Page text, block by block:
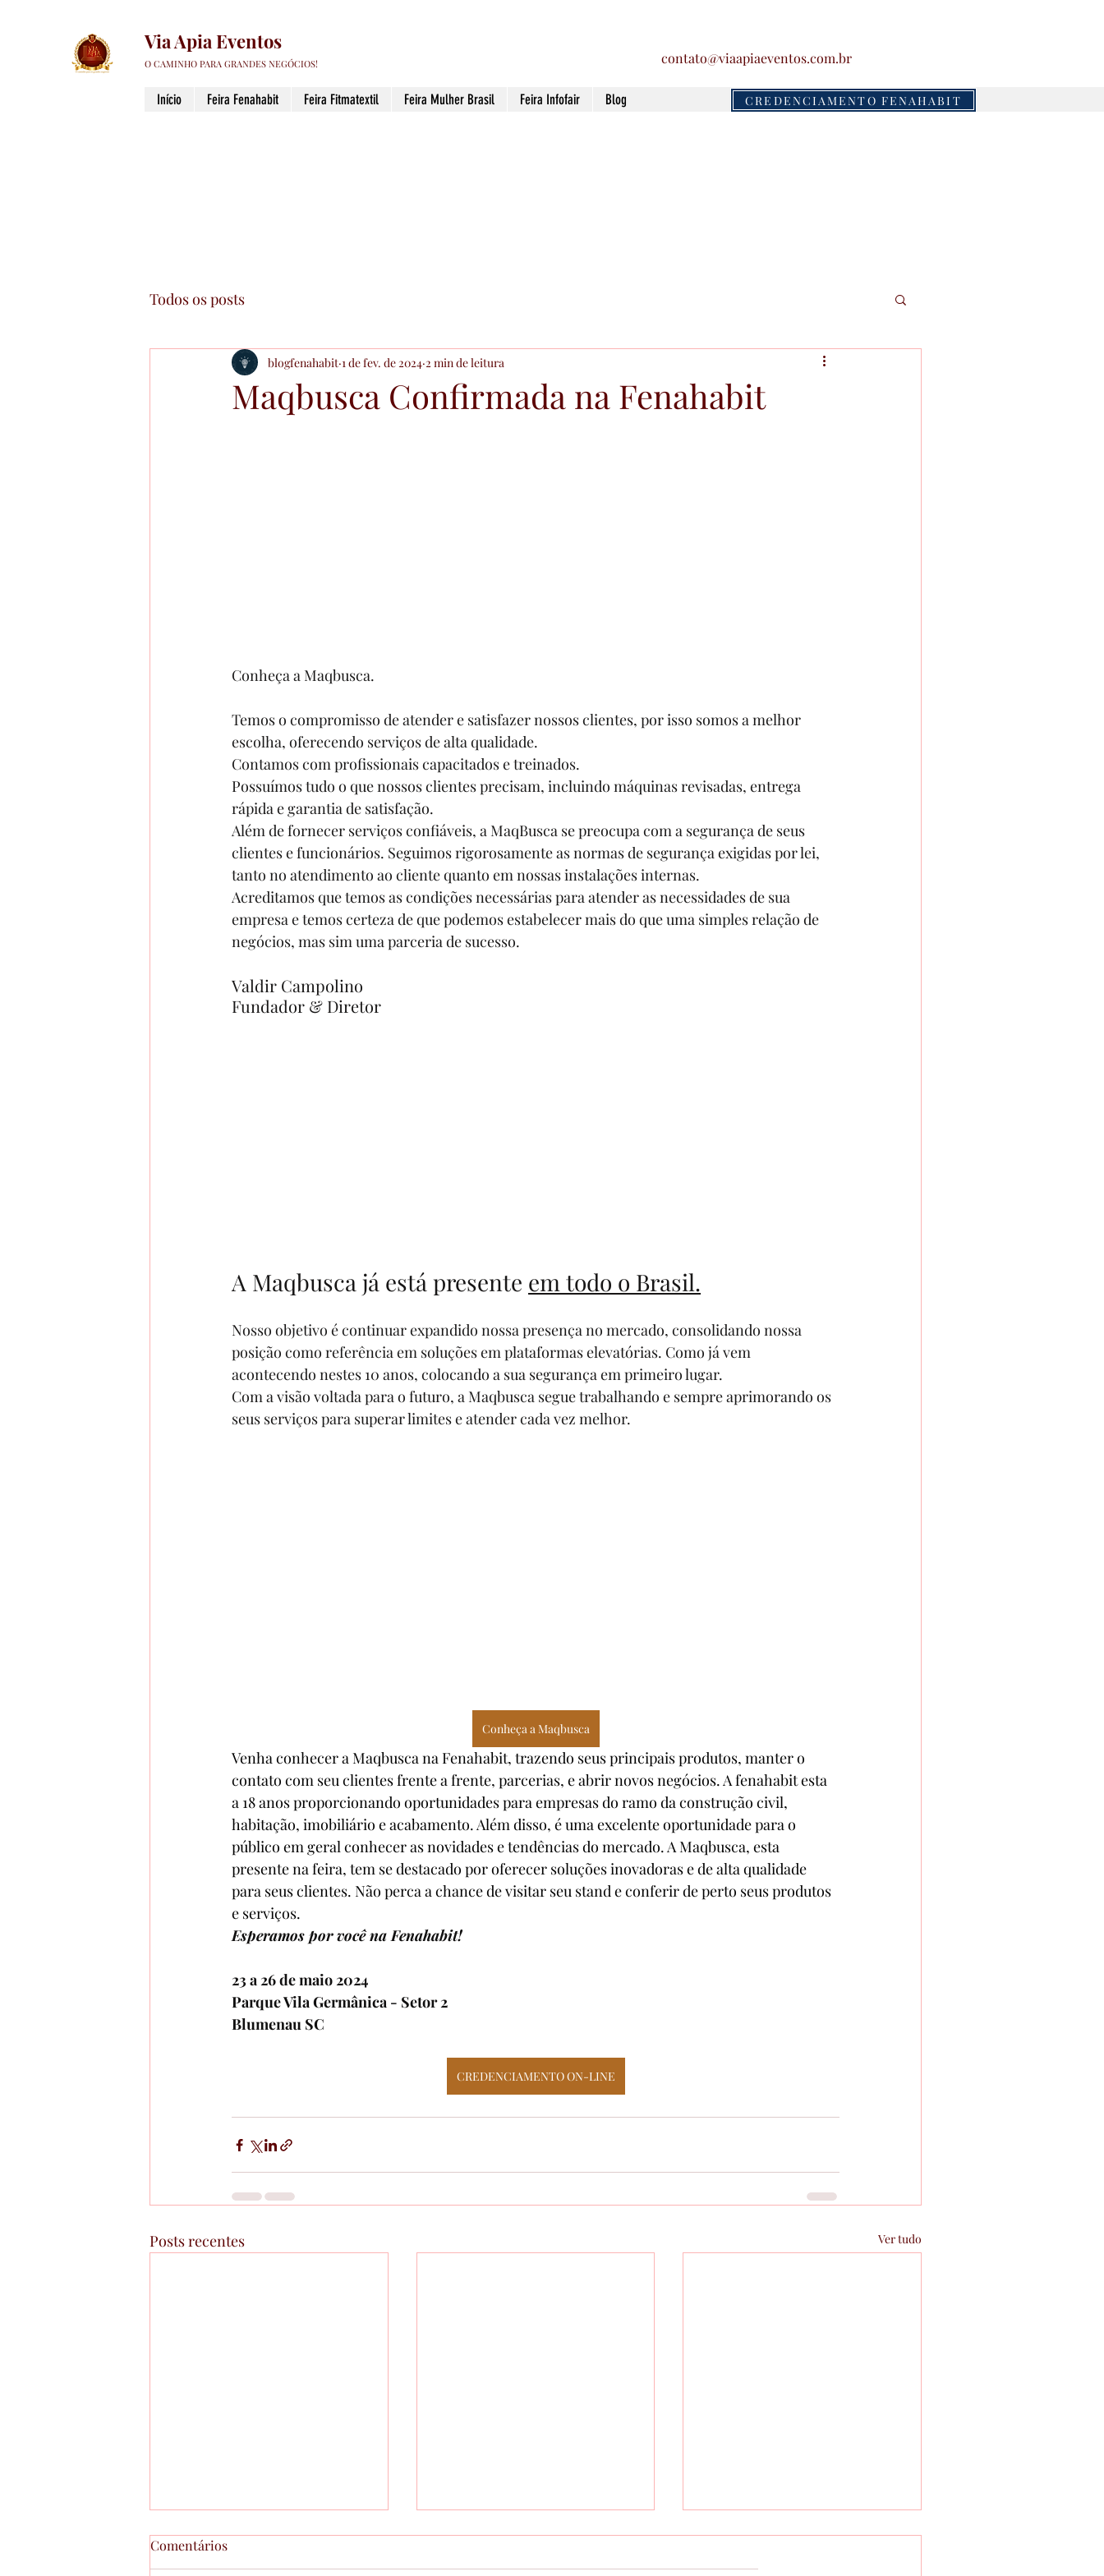
Via Apia Eventos
O CAMINHO PARA GRANDES NEGÓCIOS! contato@viaapiaeventos.com.br
Início Feira Fenahabit Feira Fitmatextil Feira Mulher Brasil Feira Infofair Blog CREDENCIAMENTO FENAHABIT
Todos os posts
Maqbusca Confirmada na Fenahabit
blogfenahabit 1 de fev. de 2024 2 min de leitura
Conheça a Maqbusca.
Temos o compromisso de atender e satisfazer nossos clientes, por isso somos a melhor
escolha, oferecendo serviços de alta qualidade.
Contamos com profissionais capacitados e treinados.
Possuímos tudo o que nossos clientes precisam, incluindo máquinas revisadas, entrega
rápida e garantia de satisfação.
Além de fornecer serviços confiáveis, a MaqBusca se preocupa com a segurança de seus
clientes e funcionários. Seguimos rigorosamente as normas de segurança exigidas por lei,
tanto no atendimento ao cliente quanto em nossas instalações internas.
Acreditamos que temos as condições necessárias para atender as necessidades de sua
empresa e temos certeza de que podemos estabelecer mais do que uma simples relação de
negócios, mas sim uma parceria de sucesso.
Valdir Campolino
Fundador & Diretor
A Maqbusca já está presente em todo o Brasil.
Nosso objetivo é continuar expandido nossa presença no mercado, consolidando nossa
posição como referência em soluções em plataformas elevatórias. Como já vem
acontecendo nestes 10 anos, colocando a sua segurança em primeiro lugar.
Com a visão voltada para o futuro, a Maqbusca segue trabalhando e sempre aprimorando os
seus serviços para superar limites e atender cada vez melhor.
Conheça a Maqbusca
Venha conhecer a Maqbusca na Fenahabit, trazendo seus principais produtos, manter o
contato com seu clientes frente a frente, parcerias, e abrir novos negócios. A fenahabit esta
a 18 anos proporcionando oportunidades para empresas do ramo da construção civil,
habitação, imobiliário e acabamento. Além disso, é uma excelente oportunidade para o
público em geral conhecer as novidades e tendências do mercado. A Maqbusca, esta
presente na feira, tem se destacado por oferecer soluções inovadoras e de alta qualidade
para seus clientes. Não perca a chance de visitar seu stand e conferir de perto seus produtos
e serviços.
Esperamos por você na Fenahabit!
23 a 26 de maio 2024
Parque Vila Germânica - Setor 2
Blumenau SC
CREDENCIAMENTO ON-LINE
Posts recentes Ver tudo
Comentários